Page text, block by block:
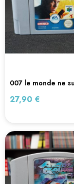
007 le monde ne suffit
Prix
27,90 €